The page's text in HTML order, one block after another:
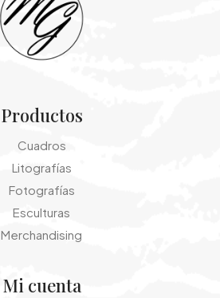
Productos
Cuadros
Litografías
Fotografías
Esculturas
Merchandising
Mi cuenta